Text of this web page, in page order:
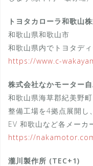
トヨタカローラ和歌山
和歌山県和歌山市
和歌山県内でトヨタデ
https://www.c-
株式会社なかモーター
和歌山県海草郡紀美野町
整備工場を4拠点展開し
EV 和歌山など各メーカ
https://
瀧川製作所 (TEC+1)